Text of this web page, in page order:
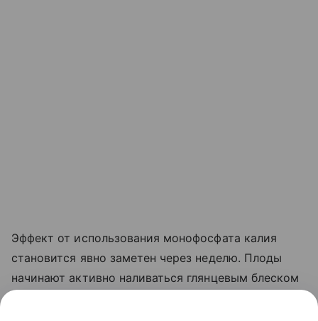
Эффект от использования монофосфата калия
становится явно заметен через неделю. Плоды
начинают активно наливаться глянцевым блеском